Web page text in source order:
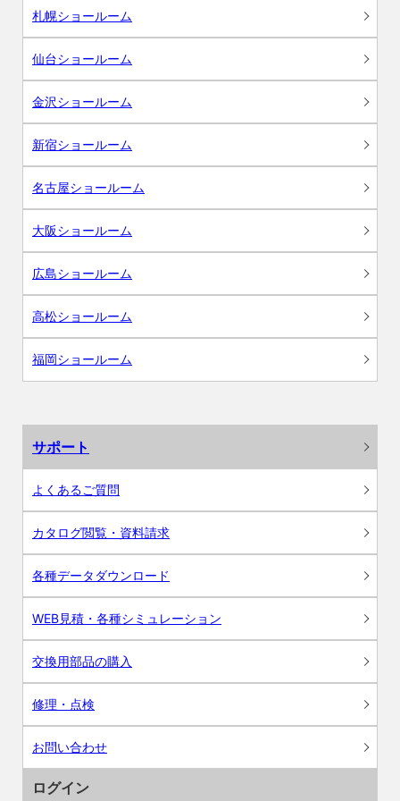
札幌ショールーム
仙台ショールーム
金沢ショールーム
新宿ショールーム
名古屋ショールーム
大阪ショールーム
広島ショールーム
高松ショールーム
福岡ショールーム
サポート
よくあるご質問
カタログ閲覧・資料請求
各種データダウンロード
WEB見積・各種シミュレーション
交換用部品の購入
修理・点検
お問い合わせ
ログイン